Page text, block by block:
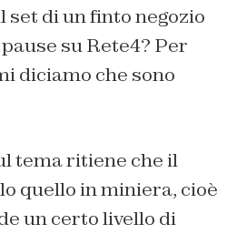
set di un finto negozio
su Rete4? Per
diciamo che sono
tema ritiene che il
quello in miniera, cioè
un certo livello di